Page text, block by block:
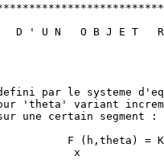
D ' U N   O B J E T
par le
'theta' variant
une certain
F (h,theta) =
x